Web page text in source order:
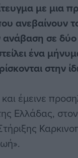
με μια
ανεβαίνουν
σε
ένα
στην
έμεινε
Ελλάδας,